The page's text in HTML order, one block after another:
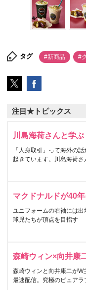
タグ #新商品 #
注目★トピックス
川島海荷さんと学
「人身取引」って海外の
起きています。川島海荷さ
マクドナルドが40
ユニフォームの右袖には
球児たちが頂点を目指す
森崎ウィン×向井康
森崎ウィンと向井康二が
最速配信。究極のピュアラ